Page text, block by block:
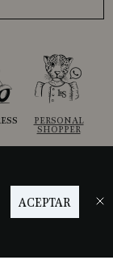
PERSONAL
SHOPPER
ACEPTAR